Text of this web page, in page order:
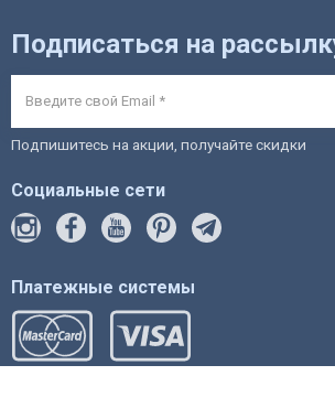
Подписаться на
Подпишитесь на акции, получайте скидки
Социальные сети
Платежные системы